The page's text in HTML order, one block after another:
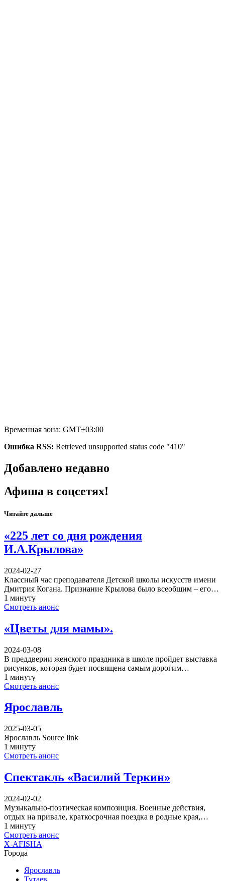
Временная зона: GMT+03:00
Ошибка RSS: Retrieved unsupported status code "410"
Добавлено недавно
Афиша в соцсетях!
Читайте дальше
«225 лет со дня рождения
И.А.Крылова»
2024-02-27
Классный час преподавателя Детской школы искусств имени
Дмитрия Когана. Признание Крылова было всеобщим – его…
1 минуту
Смотреть анонс
«Цветы для мамы».
2024-03-08
В преддверии женского праздника в школе пройдет выставка
рисунков, которая будет посвящена самым дорогим…
1 минуту
Смотреть анонс
Ярославль
2025-03-05
Ярославль Source link
1 минуту
Смотреть анонс
Спектакль «Василий Теркин»
2024-02-02
Музыкально-поэтическая композиция. Военные действия,
отдых на привале, краткосрочная поездка в родные края,…
1 минуту
Смотреть анонс
X-AFISHA
Города
Ярославль